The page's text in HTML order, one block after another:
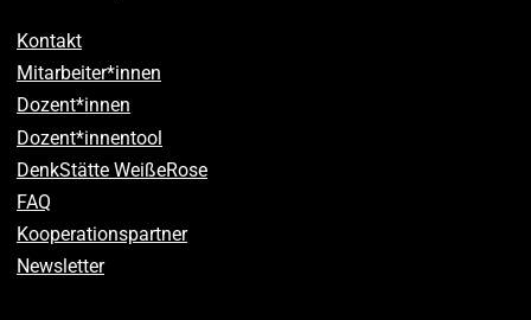
Kontakt
Mitarbeiter*innen
Dozent*innen
Dozent*innentool
DenkStätte WeißeRose
FAQ
Kooperationspartner
Newsletter